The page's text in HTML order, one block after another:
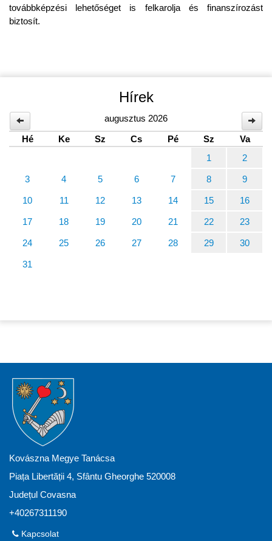
továbbképzési lehetőséget is felkarolja és finanszírozást
biztosít.
Hírek
augusztus 2026
Hé
Ke Sz Cs Pé Sz
Va
1
2
3 4 5 6 7 8 9
10 11 12 13 14 15 16
17 18 19 20 21 22 23
24 25 26 27 28 29 30
31
Kovászna Megye Tanácsa
Piața Libertății 4, Sfântu Gheorghe 520008
Județul Covasna
+40267311190
Kapcsolat